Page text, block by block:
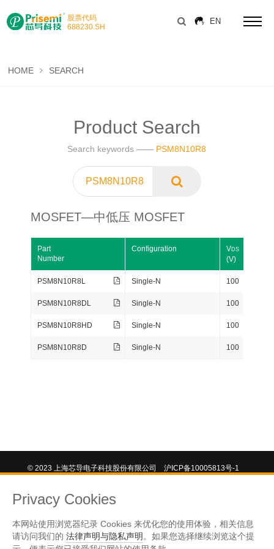
股票代码
688230 .SH
EN
HOME SEARCH
Product Search
Search keywords —— PSM8N10R8
MOSFET—中低压 MOSFET
Part
Number
Configuration
V
(V)
PSM8N10R8L Single-N 100
PSM8N10R8DL Single-N 100
PSM8N10R8HD Single-N 100
PSM8N10R8D Single-N 100
© 2023 上海芯导电子科技股份有限公司
沪ICP备10005813号-1
Privacy Cookies
本网站使用浏览器纪录 Cookies 来优化您的使用体验，相关信息
请访问我们的 法律声明与隐私声明 。如果您选择继续浏览这个提